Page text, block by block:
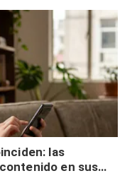
las
en sus
validación